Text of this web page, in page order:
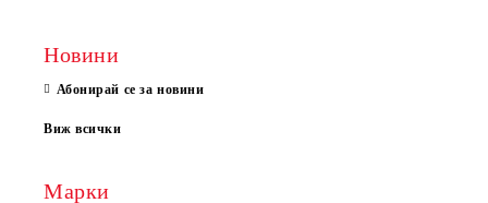
Новини
Абонирай се за новини
Виж всички
Марки